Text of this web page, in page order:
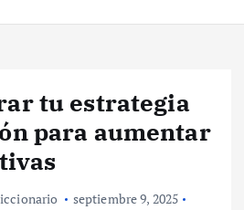
tu estrategia
para aumentar
septiembre 9, 2025